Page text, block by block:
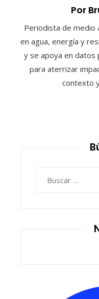
Por
Periodista de
en agua, energía y
y se apoya en datos
para aterrizar
contexto